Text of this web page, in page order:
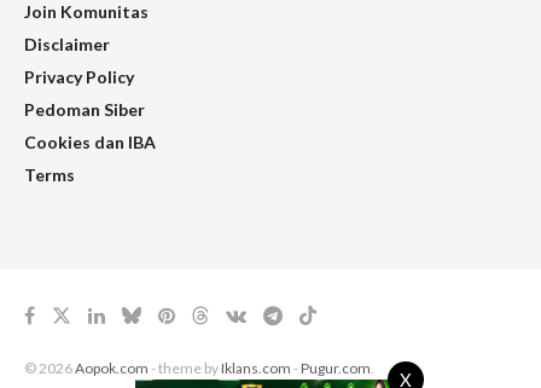
X
Join Komunitas
Disclaimer
Privacy Policy
Pedoman Siber
Cookies dan IBA
Terms
© 2026Aopok.com - theme by Iklans.com - Pugur.com.